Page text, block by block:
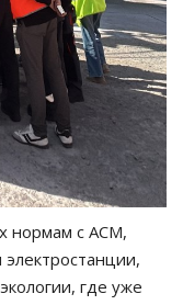
нормам с АСМ,
где уже